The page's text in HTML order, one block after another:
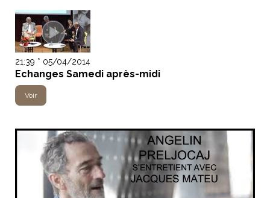
21:39 * 05/04/2014
Echanges Samedi après-midi
Voir